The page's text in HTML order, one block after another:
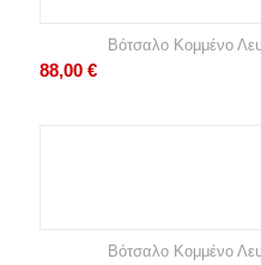
Βότσαλο Κομμένο
88,00 €
Βότσαλο Κομμένο